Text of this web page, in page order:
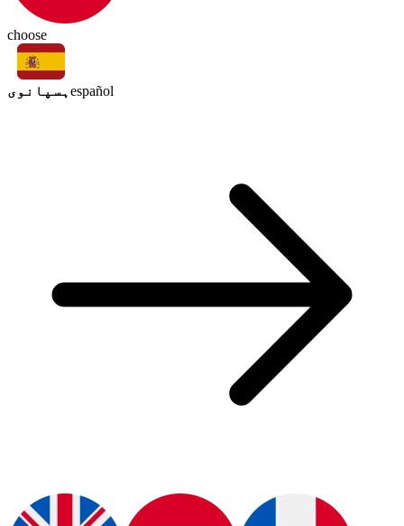
choose
ہسپانوی español